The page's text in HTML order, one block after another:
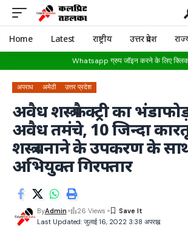
Home Latest राष्ट्रीय उत्तर प्रदेश
Whatsapp ग्रुप जॉइन करने के लिए
अपराध अमेठी उत्तर प्रदेश
अवैध शस्त्र फैक्ट्री का
अवैध तमंचे, 10 जिन्दा
शस्त्र बनाने के उपकरण के
अभियुक्त गिरफ्तार
Last Updated: जुलाई 16, 2022 3:38 अपराह्न
ByAdmin 26 Views